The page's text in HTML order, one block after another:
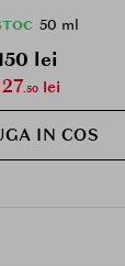
50 ml
lei
.50lei
IN COS